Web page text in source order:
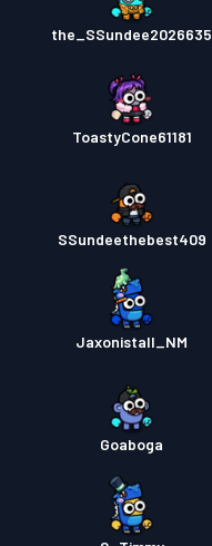
the_SSundee2026635
ToastyCone61181
SSundeethebest409
Jaxonistall_NM
Goaboga